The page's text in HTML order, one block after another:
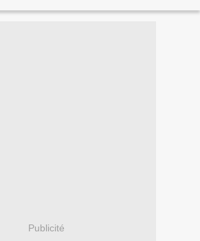
Publicité